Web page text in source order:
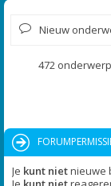
Nieuw
472
Je kunt nietnieuwe